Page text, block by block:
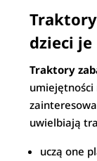
dzieci
Traktory
umiejętności
uwielbiają
uczą one